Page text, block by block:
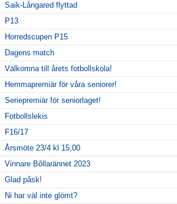
Saik-Långared flyttad
P13
Horredscupen P15
Dagens match
Välkomna till årets fotbollskola!
Hemmapremiär för våra seniorer!
Seriepremiär för seniorlaget!
Fotbollslekis
F16/17
Årsmöte 23/4 kl 15,00
Vinnare Bôllarännet 2023
Glad påsk!
Ni har väl inte glömt?